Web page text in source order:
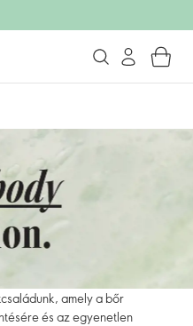
amely a bőr
és az egyenetlen